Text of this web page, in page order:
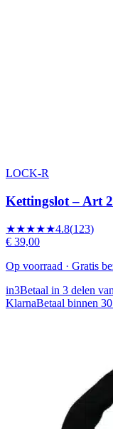
LOCK-R
Kettingslot – Art
★★★★★4.8(123)
€ 39,00
Op voorraad · Gratis
in3Betaal in 3 delen
KlarnaBetaal binnen